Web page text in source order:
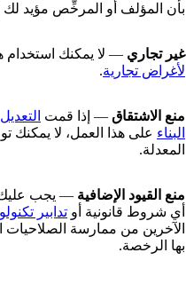
بأن المؤلف أو المرخِّص مؤيد لك
غير تجاري — لا يمكنك استخدام
لأغراض تجارية.
منع الاشتقاق — إذا قمت
البناء على هذا العمل، لا يمكنك
المعدلة.
منع القيود الإضافية — يجب عليك
أي شروط قانونية أو تدابير
الآخرين من ممارسة الصلاحيات
بها الرخصة.